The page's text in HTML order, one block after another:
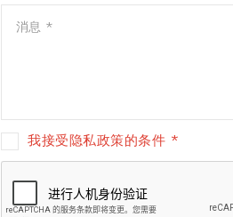
我接受隐私政策的条件 *